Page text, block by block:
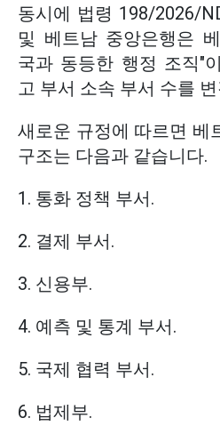
동시에 법령 198/2026/
및 베트남 중앙은행은
국과 동등한 행정 조직"
고 부서 소속 부서 수를
새로운 규정에 따르면 베
구조는 다음과 같습니다.
1. 통화 정책 부서.
2. 결제 부서.
3. 신용부.
4. 예측 및 통계 부서.
5. 국제 협력 부서.
6. 법제부.